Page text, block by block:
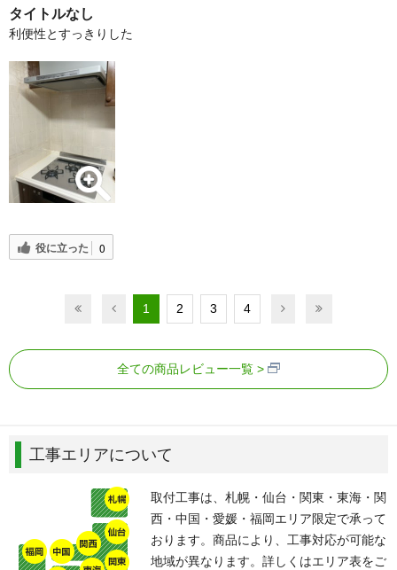
タイトルなし
利便性とすっきりした
役に立った 0
1 2 3 4
全ての商品レビュー一覧
工事エリアについて
取付工事は、札幌・仙台・関東・東海・関
西・中国・愛媛・福岡エリア限定で承って
おります。商品により、工事対応が可能な
地域が異なります。詳しくはエリア表をご